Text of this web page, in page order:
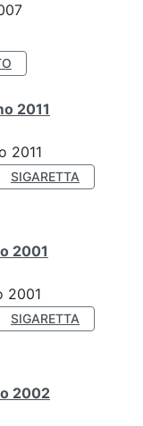
2011
2011
SIGARETTA
2001
2001
SIGARETTA
2002